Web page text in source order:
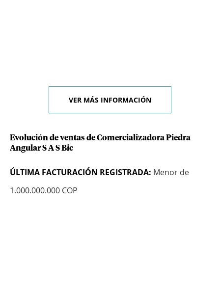
VER MÁS INFORMACIÓN
Evolución de ventas de Comercializadora Piedra
Angular S A S Bic
ÚLTIMA FACTURACIÓN REGISTRADA: Menor de
1.000.000.000 COP